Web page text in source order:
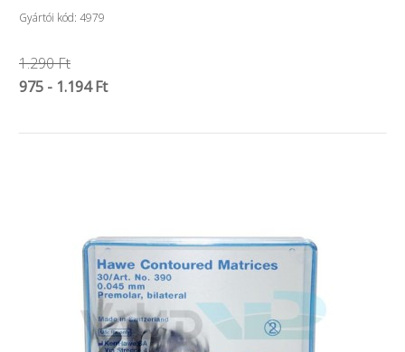
Gyártói kód: 4979
1.290 Ft
975 - 1.194 Ft